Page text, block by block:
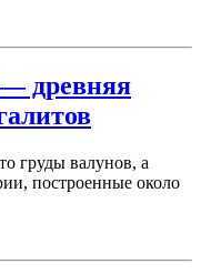
древняя
груды валунов, а
построенные около